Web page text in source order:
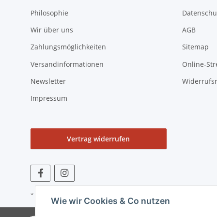
Wie wir Cookies & Co nutzen
Philosophie
Wir über uns
Zahlungsmöglichkeiten
Versandinformationen
Newsletter
Impressum
AGB
Sitemap
Online-
Vertrag widerrufen
* Alle Preise zzgl. gesetzlicher USt., zzgl.